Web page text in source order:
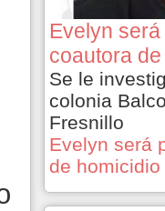
Evelyn
coautora
Se le
colonia
Fresnillo
Evelyn será
de homicidio